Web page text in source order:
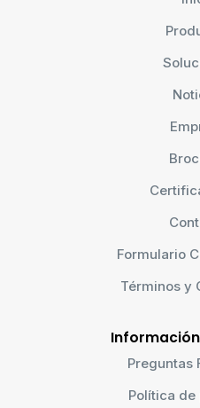
Formulario
Términos y
Preguntas
Política